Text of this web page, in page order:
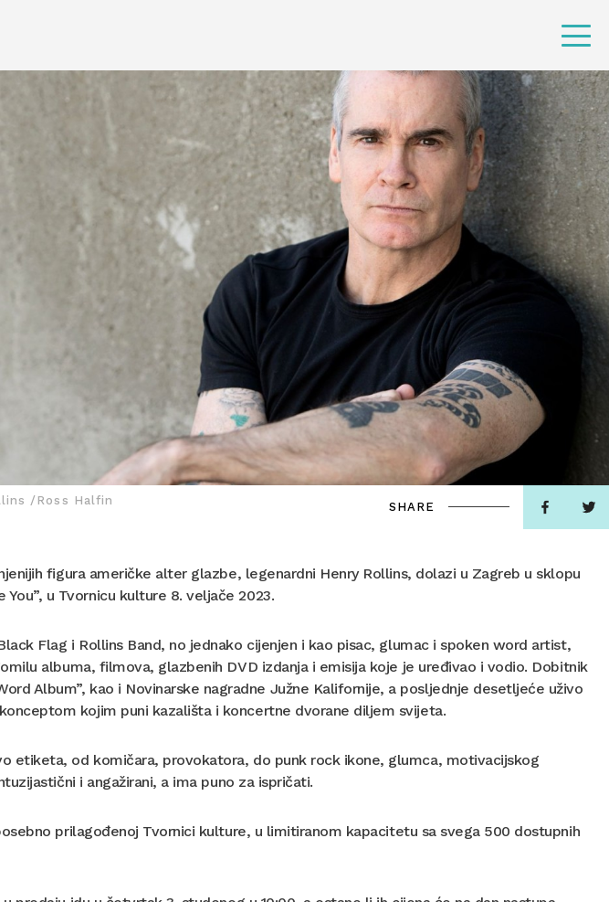
/Ross Halfin SHARE
figura američke alter glazbe, legenardni Henry Rollins, dolazi u Zagreb u sklopu
u Tvornicu kulture 8. veljače 2023.
Flag i Rollins Band, no jednako cijenjen i kao pisac, glumac i spoken word artist,
albuma, filmova, glazbenih DVD izdanja i emisija koje je uređivao i vodio. Dobitnik
Album”, kao i Novinarske nagradne Južne Kalifornije, a posljednje desetljeće uživo
kojim puni kazališta i koncertne dvorane diljem svijeta.
etiketa, od komičara, provokatora, do punk rock ikone, glumca, motivacijskog
i angažirani, a ima puno za ispričati.
prilagođenoj Tvornici kulture, u limitiranom kapacitetu sa svega 500 dostupnih